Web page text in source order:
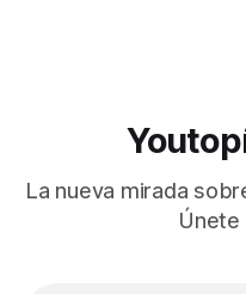
La nueva mirada
Únete